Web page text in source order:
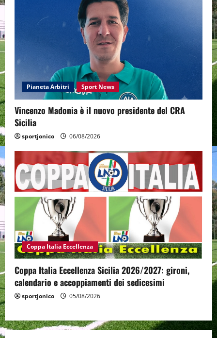
Pianeta Arbitri Sport News
Vincenzo Madonia è il nuovo presidente del CRA
Sicilia
sportjonico 06/08/2026
Coppa Italia Eccellenza
Coppa Italia Eccellenza Sicilia 2026/2027: gironi,
calendario e accoppiamenti dei sedicesimi
sportjonico 05/08/2026